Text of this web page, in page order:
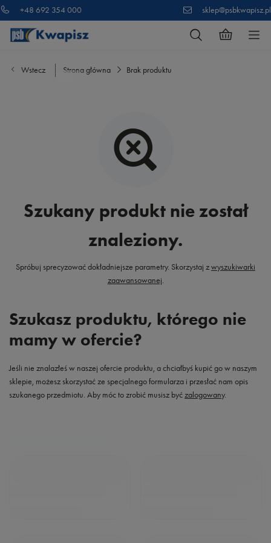
+48 692 354 000 sklep@psbkwapisz.pl
Wstecz Strona główna Brak produktu
Szukany produkt nie został
znaleziony.
Spróbuj sprecyzować dokładniejsze parametry. Skorzystaj zwyszukiwarki
zaawansowanej.
Szukasz produktu, którego nie
mamy w ofercie?
Jeśli nie znalazłeś w naszej ofercie produktu, a chciałbyś kupić go w naszym
sklepie, możesz skorzystać ze specjalnego formularza i przesłać nam opis
szukanego przedmiotu. Aby móc to zrobić musisz byćzalogowany.